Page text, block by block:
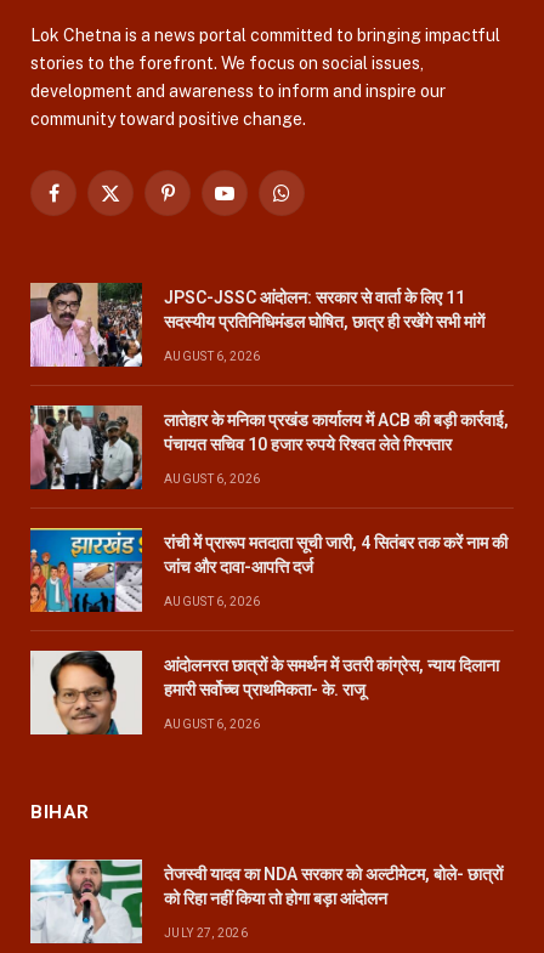
Lok Chetna is a news portal committed to bringing impactful
stories to the forefront. We focus on social issues,
development and awareness to inform and inspire our
community toward positive change.
Facebook
X
PinterestYouTubeWhatsApp
JPSC-JSSC आंदोलन: सरकार से वार्ता के लिए 11
सदस्यीय प्रतिनिधिमंडल घोषित, छात्र ही रखेंगे सभी मांगें
AUGUST 6, 2026
लातेहार के मनिका प्रखंड कार्यालय में ACB की बड़ी कार्रवाई,
पंचायत सचिव 10 हजार रुपये रिश्वत लेते गिरफ्तार
AUGUST 6, 2026
रांची में प्रारूप मतदाता सूची जारी, 4 सितंबर तक करें नाम की
जांच और दावा-आपत्ति दर्ज
AUGUST 6, 2026
आंदोलनरत छात्रों के समर्थन में उतरी कांग्रेस, न्याय दिलाना
हमारी सर्वोच्च प्राथमिकता- के. राजू
AUGUST 6, 2026
BIHAR
तेजस्वी यादव का NDA सरकार को अल्टीमेटम, बोले- छात्रों
को रिहा नहीं किया तो होगा बड़ा आंदोलन
JULY 27, 2026